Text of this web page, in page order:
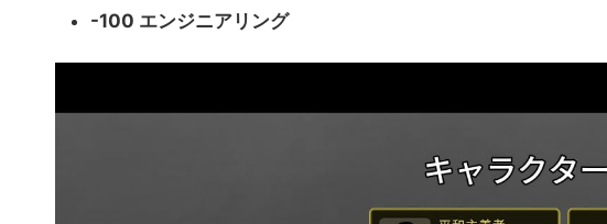
-100 エンジニアリング